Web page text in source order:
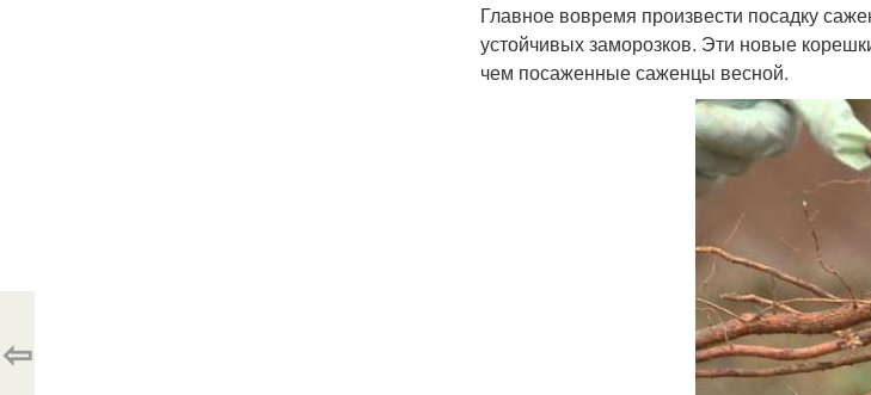
Главное вовремя произвести посадку
устойчивых заморозков. Эти новые
чем посаженные саженцы весной.
⇦